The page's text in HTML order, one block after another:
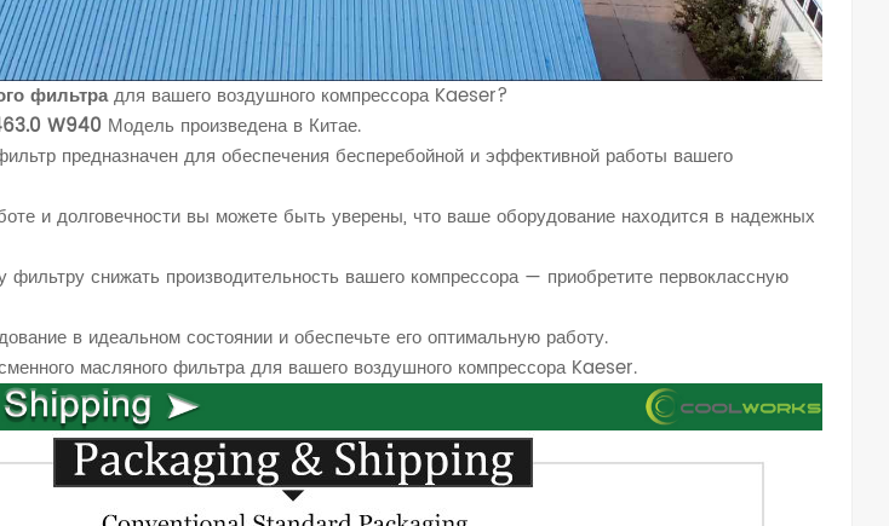
фильтрадля вашего воздушного компрессора Kaeser?
W940 Модель произведена в Китае.
предназначен для обеспечения бесперебойной и эффективной работы вашего
и долговечности вы можете быть уверены, что ваше оборудование находится в надежных
снижать производительность вашего компрессора — приобретите первоклассную
в идеальном состоянии и обеспечьте его оптимальную работу.
масляного фильтра для вашего воздушного компрессора Kaeser.